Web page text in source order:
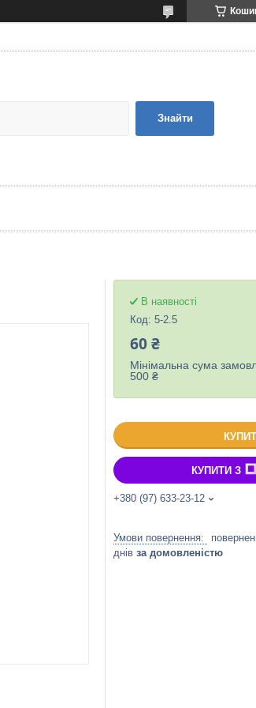
Знайти
В наявності
Код: 5-2.5
60 ₴
Мінімальна сума
500 ₴
КУПИТИ З
+380 (97) 633-23-12
днів за домовленістю